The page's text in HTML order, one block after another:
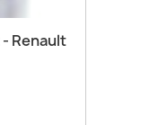
Renault